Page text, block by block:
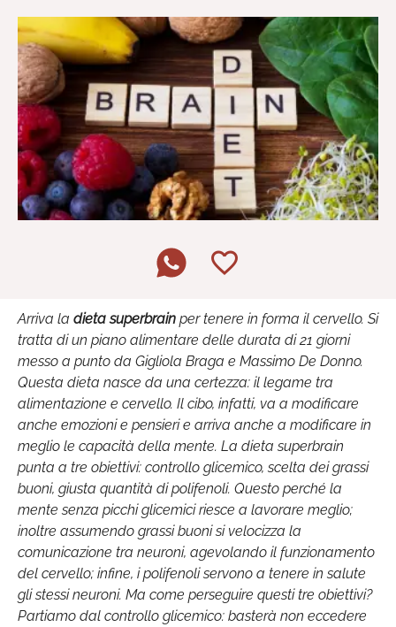
Arriva la dieta superbrain per tenere in forma il cervello. Si
tratta di un piano alimentare delle durata di 21 giorni
messo a punto da Gigliola Braga e Massimo De Donno.
Questa dieta nasce da una certezza: il legame tra
alimentazione e cervello. Il cibo, infatti, va a modificare
anche emozioni e pensieri e arriva anche a modificare in
meglio le capacità della mente. La dieta superbrain
punta a tre obiettivi: controllo glicemico, scelta dei grassi
buoni, giusta quantità di polifenoli. Questo perché la
mente senza picchi glicemici riesce a lavorare meglio;
inoltre assumendo grassi buoni si velocizza la
comunicazione tra neuroni, agevolando il funzionamento
del cervello; infine, i polifenoli servono a tenere in salute
gli stessi neuroni. Ma come perseguire questi tre obiettivi?
Partiamo dal controllo glicemico: basterà non eccedere